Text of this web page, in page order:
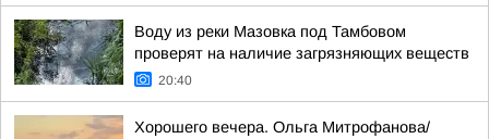
Воду из реки Мазовка под Тамбовом
проверят на наличие загрязняющих веществ
20:40
Хорошего вечера. Ольга Митрофанова/